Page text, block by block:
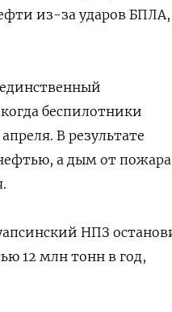
из-за ударов БПЛА,
беспилотники
В результате
а дым от пожара
НПЗ
12 млн тонн в год,